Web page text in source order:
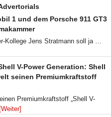
1 und dem Porsche 911 GT3
Kollege Jens Stratmann soll ja …
V-Power Generation: Shell
seinen Premiumkraftstoff
Premiumkraftstoff „Shell V-
[Weiter]